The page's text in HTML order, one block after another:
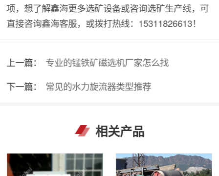
项，想了解鑫海更多选矿设备或咨询选矿生产线，可
直接咨询鑫海客服，或拨打热线：15311826613！
上一篇：
专业的锰铁矿磁选机厂家怎么找
下一篇：
常见的水力旋流器类型推荐
相关产品